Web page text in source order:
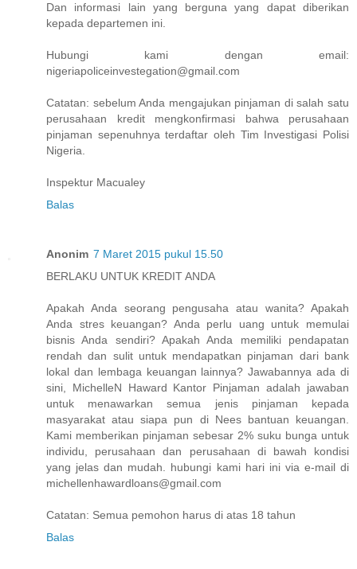
Dan informasi lain yang berguna yang dapat diberikan
kepada departemen ini.
Hubungi kami dengan email:
nigeriapoliceinvestegation@gmail.com
Catatan: sebelum Anda mengajukan pinjaman di salah satu
perusahaan kredit mengkonfirmasi bahwa perusahaan
pinjaman sepenuhnya terdaftar oleh Tim Investigasi Polisi
Nigeria.
Inspektur Macualey
Balas
Anonim 7 Maret 2015 pukul 15.50
BERLAKU UNTUK KREDIT ANDA
Apakah Anda seorang pengusaha atau wanita? Apakah
Anda stres keuangan? Anda perlu uang untuk memulai
bisnis Anda sendiri? Apakah Anda memiliki pendapatan
rendah dan sulit untuk mendapatkan pinjaman dari bank
lokal dan lembaga keuangan lainnya? Jawabannya ada di
sini, MichelleN Haward Kantor Pinjaman adalah jawaban
untuk menawarkan semua jenis pinjaman kepada
masyarakat atau siapa pun di Nees bantuan keuangan.
Kami memberikan pinjaman sebesar 2% suku bunga untuk
individu, perusahaan dan perusahaan di bawah kondisi
yang jelas dan mudah. hubungi kami hari ini via e-mail di
michellenhawardloans@gmail.com
Catatan: Semua pemohon harus di atas 18 tahun
Balas